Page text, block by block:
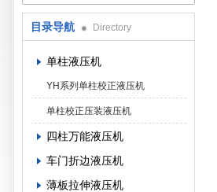
目录导航 Directory
单柱液压机
YH系列单柱校正液压机
单柱校正压装液压机
四柱万能液压机
车门折边液压机
薄板拉伸液压机